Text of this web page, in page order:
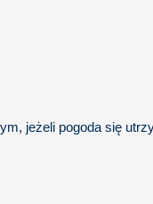
jeżeli pogoda się